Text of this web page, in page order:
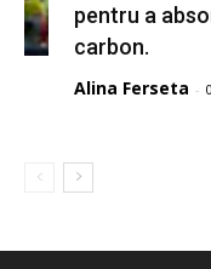
pentru a
carbon.
Alina Ferseta -